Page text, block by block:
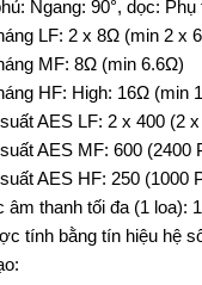
Ngang: 90°, dọc:
LF: 2 x 8Ω (min 2 x
MF: 8Ω (min 6.6Ω)
HF: High: 16Ω (min
AES LF: 2 x 400 (2
AES MF: 600 (2400
AES HF: 250 (1000
âm thanh tối đa (1 loa):
tính bằng tín hiệu hệ